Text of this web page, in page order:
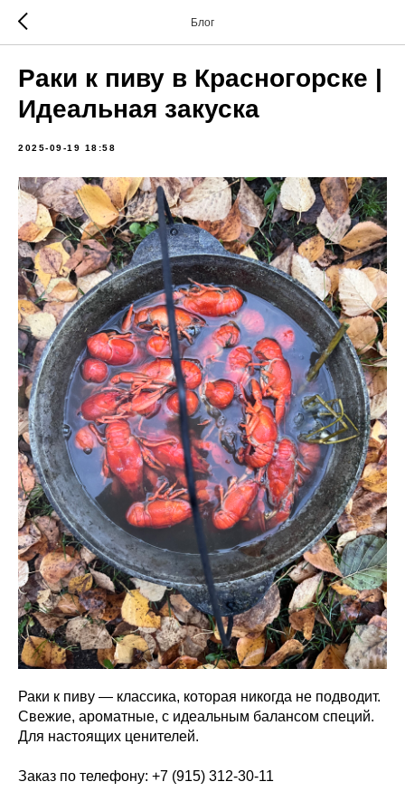
Блог
Раки к пиву в Красногорске |
Идеальная закуска
2025-09-19 18:58
Раки к пиву — классика, которая никогда не подводит.
Свежие, ароматные, с идеальным балансом специй.
Для настоящих ценителей.
Заказ по телефону: +7 (915) 312-30-11